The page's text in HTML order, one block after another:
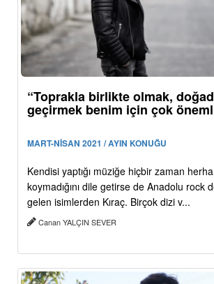
“Toprakla birlikte olmak,
geçirmek benim için çok
MART-NİSAN 2021 / AYIN KONUĞU
Kendisi yaptığı müziğe hiçbir zaman
koymadığını dile getirse de Anadolu rock
gelen isimlerden Kıraç. Birçok dizi v...
Canan YALÇIN SEVER